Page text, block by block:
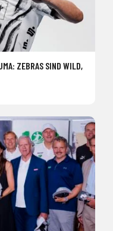
ZEBRAS SIND WILD,